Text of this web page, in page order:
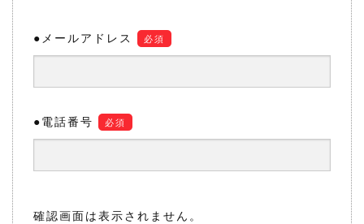
●メールアドレス 必須
●電話番号 必須
確認画面は表示されません。